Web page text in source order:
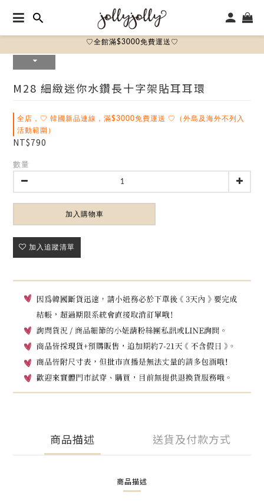
♡全館滿$3000免費運送♡
M28 細緻迷你水鑽長十字架貼耳耳環
全店，♡ 韓國新品連線，滿$3000免費運送 ♡（外島及海外不列入
活動範圍）
NT$790
數量
加入購物車
加入追蹤清單
商品描述 送貨及付款方式
商品描述